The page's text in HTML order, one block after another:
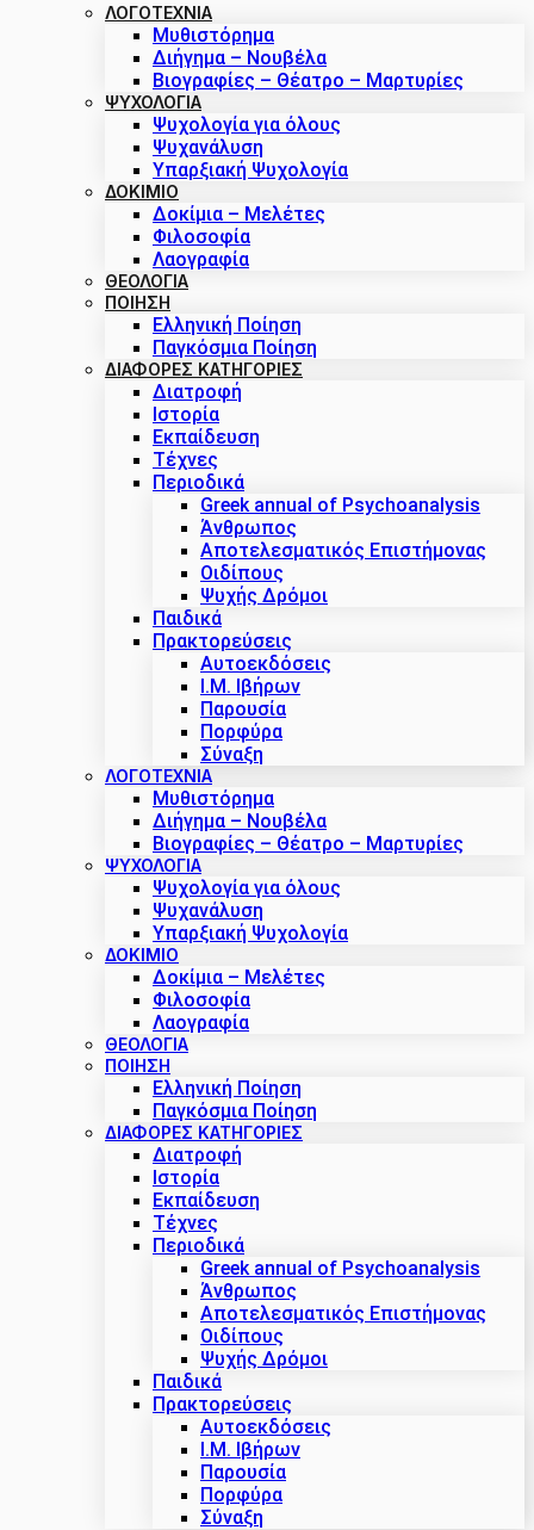
ΛΟΓΟΤΕΧΝΙΑ
Μυθιστόρημα
Διήγημα – Νουβέλα
Βιογραφίες – Θέατρο – Μαρτυρίες
ΨΥΧΟΛΟΓΙΑ
Ψυχολογία για όλους
Ψυχανάλυση
Υπαρξιακή Ψυχολογία
ΔΟΚΊΜΙΟ
Δοκίμια – Μελέτες
Φιλοσοφία
Λαογραφία
ΘΕΟΛΟΓΙΑ
ΠΟΙΗΣΗ
Ελληνική Ποίηση
Παγκόσμια Ποίηση
ΔΙΑΦΟΡΕΣ ΚΑΤΗΓΟΡΙΕΣ
Διατροφή
Ιστορία
Εκπαίδευση
Τέχνες
Περιοδικά
Greek annual of Psychoanalysis
Άνθρωπος
Αποτελεσματικός Επιστήμονας
Οιδίπους
Ψυχής Δρόμοι
Παιδικά
Πρακτoρεύσεις
Αυτοεκδόσεις
Ι.Μ. Ιβήρων
Παρουσία
Πορφύρα
Σύναξη
ΛΟΓΟΤΕΧΝΙΑ
Μυθιστόρημα
Διήγημα – Νουβέλα
Βιογραφίες – Θέατρο – Μαρτυρίες
ΨΥΧΟΛΟΓΙΑ
Ψυχολογία για όλους
Ψυχανάλυση
Υπαρξιακή Ψυχολογία
ΔΟΚΊΜΙΟ
Δοκίμια – Μελέτες
Φιλοσοφία
Λαογραφία
ΘΕΟΛΟΓΙΑ
ΠΟΙΗΣΗ
Ελληνική Ποίηση
Παγκόσμια Ποίηση
ΔΙΑΦΟΡΕΣ ΚΑΤΗΓΟΡΙΕΣ
Διατροφή
Ιστορία
Εκπαίδευση
Τέχνες
Περιοδικά
Greek annual of Psychoanalysis
Άνθρωπος
Αποτελεσματικός Επιστήμονας
Οιδίπους
Ψυχής Δρόμοι
Παιδικά
Πρακτoρεύσεις
Αυτοεκδόσεις
Ι.Μ. Ιβήρων
Παρουσία
Πορφύρα
Σύναξη